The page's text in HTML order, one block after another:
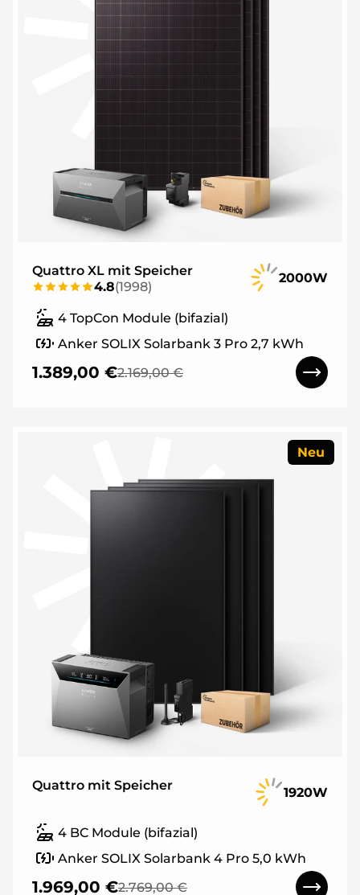
Quattro XL mit Speicher
4.8(1998)
2000W
4 TopCon Module (bifazial)
Anker SOLIX Solarbank 3 Pro 2,7 kWh
1.389,00 €2.169,00 €
Neu
Quattro mit Speicher 1920W
4 BC Module (bifazial)
Anker SOLIX Solarbank 4 Pro 5,0 kWh
1.969,00 €2.769,00 €